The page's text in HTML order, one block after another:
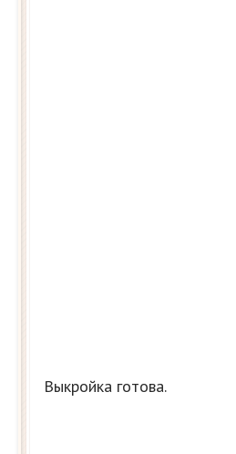
Выкройка готова.